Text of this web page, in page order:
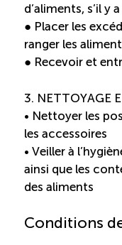
Initiatives
Destination IA
Diagnostic
Programme de
Métiers et
Norme entretien
d’aliments, s’il y
● Placer les
ranger les
● Recevoir et
3. NETTOYAGE
• Nettoyer les
les accessoires
• Veiller à
ainsi que les
des aliments
Conditions